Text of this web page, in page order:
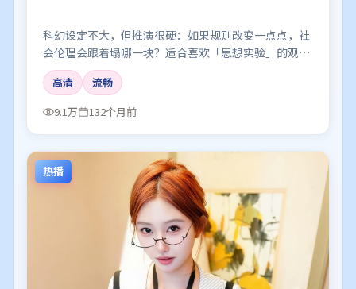
科幻设定不大，但推演很硬：如果规则改变一点点，社
会伦理会跟着塌哪一块？适合喜欢「思想实验」的观
众。
高清
流畅
9.1万
132个月前
热播